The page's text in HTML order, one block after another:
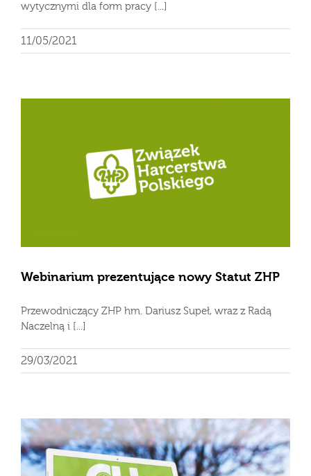
wytycznymi dla form pracy [...]
11/05/2021
Webinarium prezentujące nowy Statut ZHP
Przewodniczący ZHP hm. Dariusz Supeł, wraz z Radą
Naczelną i [...]
29/03/2021